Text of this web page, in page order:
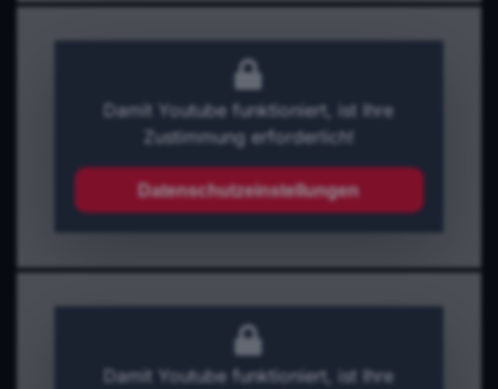
Damit Youtube funktioniert, ist Ihre
Zustimmung erforderlich!
Datenschutzeinstellungen
Damit Youtube funktioniert, ist Ihre